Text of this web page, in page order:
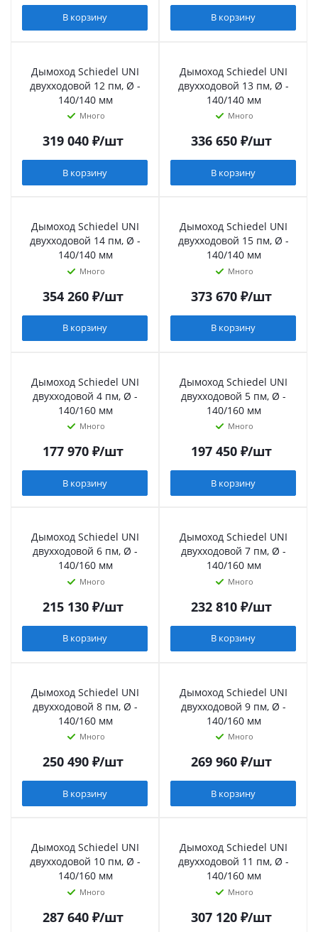
В корзину В корзину
Дымоход Schiedel UNI
двухходовой 12 пм, Ø -
140/140 мм
Много
319 040₽/шт
В корзину
Дымоход Schiedel UNI
двухходовой 13 пм, Ø -
140/140 мм
Много
336 650₽/шт
В корзину
Дымоход Schiedel UNI
двухходовой 14 пм, Ø -
140/140 мм
Много
354 260₽/шт
В корзину
Дымоход Schiedel UNI
двухходовой 15 пм, Ø -
140/140 мм
Много
373 670₽/шт
В корзину
Дымоход Schiedel UNI
двухходовой 4 пм, Ø -
140/160 мм
Много
177 970₽/шт
В корзину
Дымоход Schiedel UNI
двухходовой 5 пм, Ø -
140/160 мм
Много
197 450₽/шт
В корзину
Дымоход Schiedel UNI
двухходовой 6 пм, Ø -
140/160 мм
Много
215 130₽/шт
В корзину
Дымоход Schiedel UNI
двухходовой 7 пм, Ø -
140/160 мм
Много
232 810₽/шт
В корзину
Дымоход Schiedel UNI
двухходовой 8 пм, Ø -
140/160 мм
Много
250 490₽/шт
В корзину
Дымоход Schiedel UNI
двухходовой 9 пм, Ø -
140/160 мм
Много
269 960₽/шт
В корзину
Дымоход Schiedel UNI
двухходовой 10 пм, Ø -
140/160 мм
Много
287 640₽/шт
Дымоход Schiedel UNI
двухходовой 11 пм, Ø -
140/160 мм
Много
307 120₽/шт